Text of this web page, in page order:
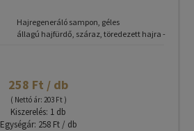
Hajregeneráló sampon, géles
állagú hajfürdő, száraz, töredezett hajra -
258 Ft / db
( Nettó ár: 203 Ft )
Kiszerelés: 1 db
Egységár: 258 Ft / db